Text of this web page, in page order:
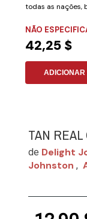
todas as nações,
NÃO
42,25 $
TAN
de Delight
Johnston ,